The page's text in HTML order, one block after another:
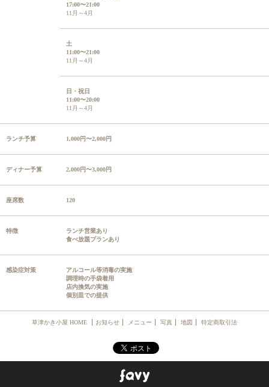
17:00〜21:00
11月～4月
土
11:00〜21:00
11月～4月
日・祝日
11:00〜20:00
11月～4月
ランチ予算 1,000円〜2,000円
ディナー予算 2,000円〜3,000円
座席数 120
特徴
ランチ営業あり
食べ放題プランあり
感染症対策
アルコール等消毒の実施
調理時の手袋着用
店内換気の実施
個別皿での提供
草津かき小屋 HOME お知らせ メニュー 写真 地図 特定商取引法